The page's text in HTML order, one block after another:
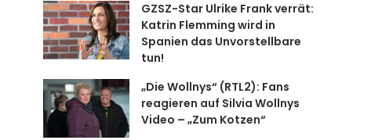
GZSZ-Star Ulrike Frank verrät:
Katrin Flemming wird in
Spanien das Unvorstellbare
tun!
„Die Wollnys“ (RTL2): Fans
reagieren auf Silvia Wollnys
Video – „Zum Kotzen“